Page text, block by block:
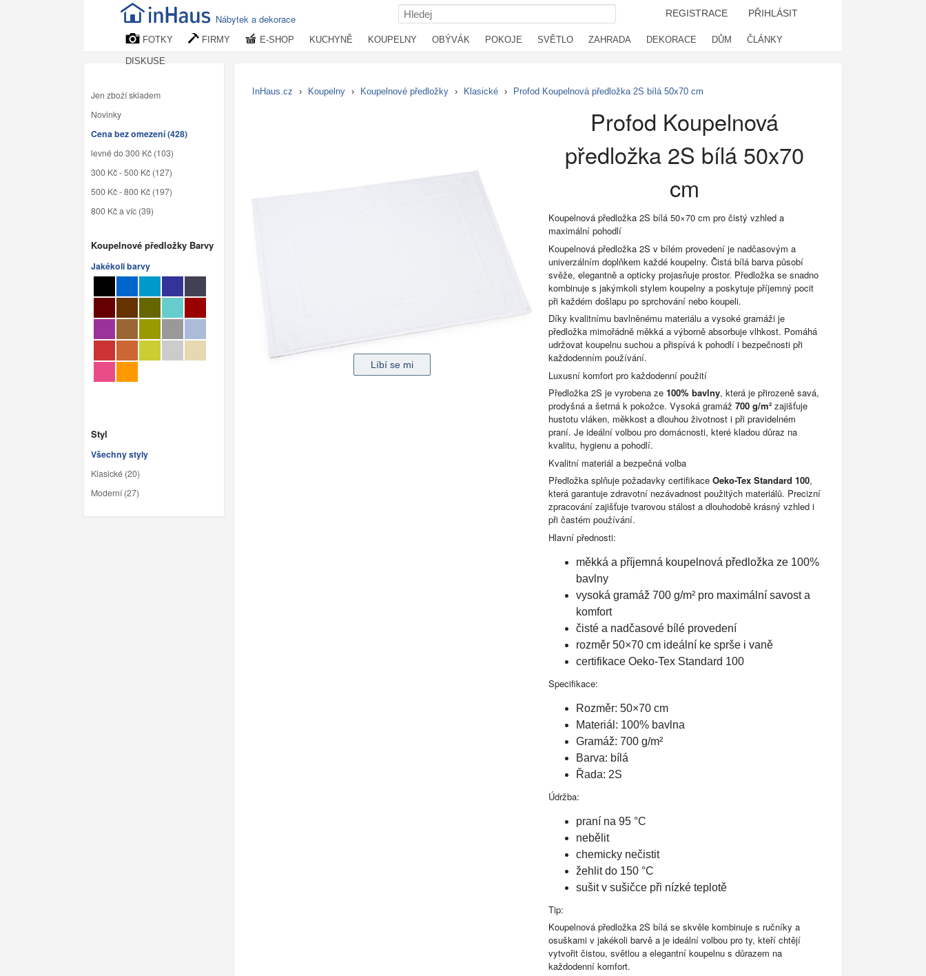
Nábytek a dekorace REGISTRACE PŘIHLÁSIT
FOTKY FIRMY E-SHOP KUCHYNĚ KOUPELNY OBÝVÁK POKOJE SVĚTLO ZAHRADA DEKORACE DŮM ČLÁNKY
DISKUSE
Jen zboží skladem
Novinky
Cena bez omezení (428)
levné do 300 Kč (103)
300 Kč - 500 Kč (127)
500 Kč - 800 Kč (197)
800 Kč a víc (39)
Koupelnové předložky Barvy
Jakékoli barvy
Styl
Všechny styly
Klasické (20)
Moderní (27)
InHaus.cz › Koupelny › Koupelnové předložky › Klasické › Profod Koupelnová předložka 2S bílá 50x70 cm
Profod Koupelnová
předložka 2S bílá 50x70
cm
Koupelnová předložka 2S bílá 50×70 cm pro čistý vzhled a
maximální pohodlí
Koupelnová předložka 2S v bílém provedení je nadčasovým a
univerzálním doplňkem každé koupelny. Čistá bílá barva působí
svěže, elegantně a opticky projasňuje prostor. Předložka se snadno
kombinuje s jakýmkoli stylem koupelny a poskytuje příjemný pocit
při každém došlapu po sprchování nebo koupeli.
Díky kvalitnímu bavlněnému materiálu a vysoké gramáži je
předložka mimořádně měkká a výborně absorbuje vlhkost. Pomáhá
udržovat koupelnu suchou a přispívá k pohodlí i bezpečnosti při
každodenním používání.
Luxusní komfort pro každodenní použití
Předložka 2S je vyrobena ze 100% bavlny, která je přirozeně savá,
prodyšná a šetrná k pokožce. Vysoká gramáž 700 g/m² zajišťuje
hustotu vláken, měkkost a dlouhou životnost i při pravidelném
praní. Je ideální volbou pro domácnosti, které kladou důraz na
kvalitu, hygienu a pohodlí.
Kvalitní materiál a bezpečná volba
Předložka splňuje požadavky certifikace Oeko-Tex Standard 100,
která garantuje zdravotní nezávadnost použitých materiálů. Precizní
zpracování zajišťuje tvarovou stálost a dlouhodobě krásný vzhled i
při častém používání.
Hlavní přednosti:
měkká a příjemná koupelnová předložka ze 100%
bavlny
vysoká gramáž 700 g/m² pro maximální savost a
komfort
čisté a nadčasové bílé provedení
rozměr 50×70 cm ideální ke sprše i vaně
certifikace Oeko-Tex Standard 100
Specifikace:
Rozměr: 50×70 cm
Materiál: 100% bavlna
Gramáž: 700 g/m²
Barva: bílá
Řada: 2S
Údržba:
praní na 95 °C
nebělit
chemicky nečistit
žehlit do 150 °C
sušit v sušičce při nízké teplotě
Tip:
Koupelnová předložka 2S bílá se skvěle kombinuje s ručníky a
osuškami v jakékoli barvě a je ideální volbou pro ty, kteří chtějí
vytvořit čistou, světlou a elegantní koupelnu s důrazem na
každodenní komfort.